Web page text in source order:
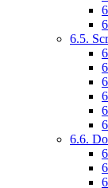
6.5.
6.6.